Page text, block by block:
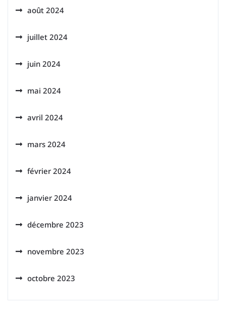
août 2024
juillet 2024
juin 2024
mai 2024
avril 2024
mars 2024
février 2024
janvier 2024
décembre 2023
novembre 2023
octobre 2023